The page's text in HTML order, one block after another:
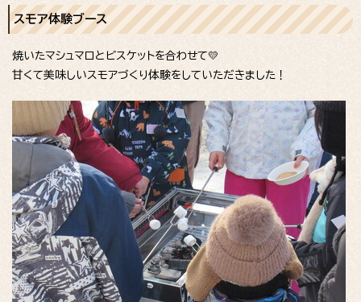
スモア体験ブース
焼いたマシュマロとビスケットを合わせて💛
甘くて美味しいスモアづくり体験をしていただきました！